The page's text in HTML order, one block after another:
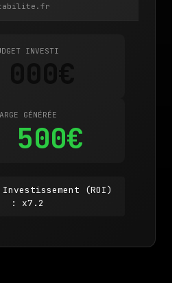
INVESTI
GÉNÉRÉE
500€
(ROI)
: x7.2